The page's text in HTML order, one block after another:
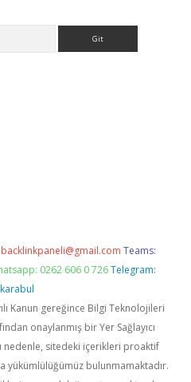
backlinkpaneli@gmail.com Teams:
0262 606 0 726 Telegram:
Kanun gereğince Bilgi Teknolojileri
onaylanmış bir Yer Sağlayıcı
nedenle, sitedeki içerikleri proaktif
yükümlülüğümüz bulunmamaktadır.